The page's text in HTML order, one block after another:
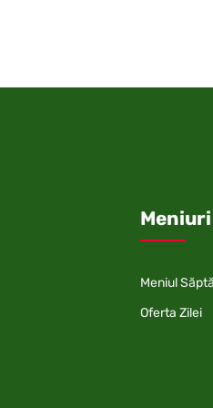
Meniuri
Meniul
Oferta Zilei